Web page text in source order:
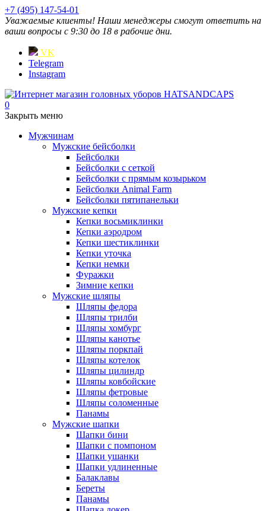
+7 (495) 147-54-01
Уважаемые клиенты! Наши менеджеры смогут ответить на
ваши вопросы с 9:30 до 18 в рабочие дни.
VK
Telegram
Instagram
0
Закрыть меню
Мужчинам
Мужские бейсболки
Бейсболки
Бейсболки с сеткой
Бейсболки с прямым козырьком
Бейсболки Animal Farm
Бейсболки пятипанельки
Мужские кепки
Кепки восьмиклинки
Кепки аэродром
Кепки шестиклинки
Кепки уточка
Кепки немки
Фуражки
Зимние кепки
Мужские шляпы
Шляпы федора
Шляпы трилби
Шляпы хомбург
Шляпы канотье
Шляпы поркпай
Шляпы котелок
Шляпы цилиндр
Шляпы ковбойские
Шляпы фетровые
Шляпы соломенные
Панамы
Мужские шапки
Шапки бини
Шапки с помпоном
Шапки ушанки
Шапки удлиненные
Балаклавы
Береты
Панамы